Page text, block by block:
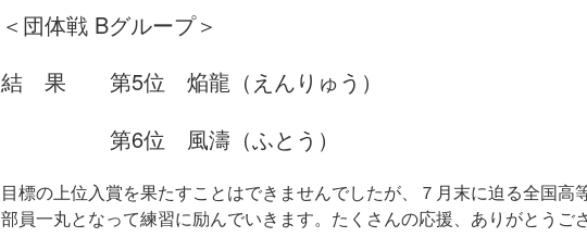
津軽三味線世界大
＜団体戦 Bグループ＞
結 果 第5位 焔龍（えんりゅう）
第6位 風濤（ふとう）
目標の上位入賞を果たすことはできませんでしたが、７月末に迫る全国
部員一丸となって練習に励んでいきます。たくさんの応援、ありがとうご